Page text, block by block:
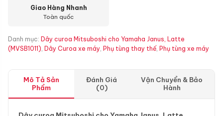
Giao Hàng Nhanh
Toàn quốc
Danh mục: Dây curoa Mitsuboshi cho Yamaha Janus, Latte
(MVSB1011), Dây Curoa xe máy, Phụ tùng thay thế, Phụ tùng xe máy
Mô Tả Sản
Phẩm
Đánh Giá
(0)
Vận Chuyển & Bảo
Hành